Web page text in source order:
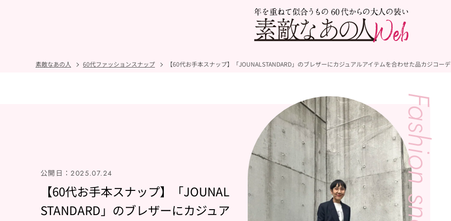
素敵なあの人 60代ファッションスナップ 【60代お手本スナップ】「JOUNALSTANDARD」のブレザーにカジュアルアイテムを合わせた品カジコーデ
公開日：2025.07.24
【60代お手本スナップ】「JOUNAL
STANDARD」のブレザーにカジュア